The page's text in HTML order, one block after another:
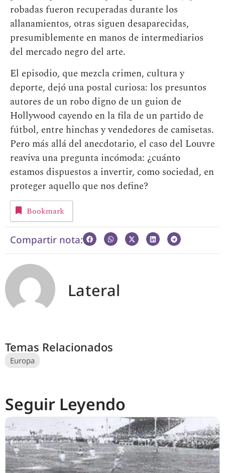
robadas fueron recuperadas durante los
allanamientos, otras siguen desaparecidas,
presumiblemente en manos de intermediarios
del mercado negro del arte.
El episodio, que mezcla crimen, cultura y
deporte, dejó una postal curiosa: los presuntos
autores de un robo digno de un guion de
Hollywood cayendo en la fila de un partido de
fútbol, entre hinchas y vendedores de camisetas.
Pero más allá del anecdotario, el caso del Louvre
reaviva una pregunta incómoda: ¿cuánto
estamos dispuestos a invertir, como sociedad, en
proteger aquello que nos define?
Bookmark
Compartir nota:
Lateral
Temas Relacionados
Europa
Seguir Leyendo